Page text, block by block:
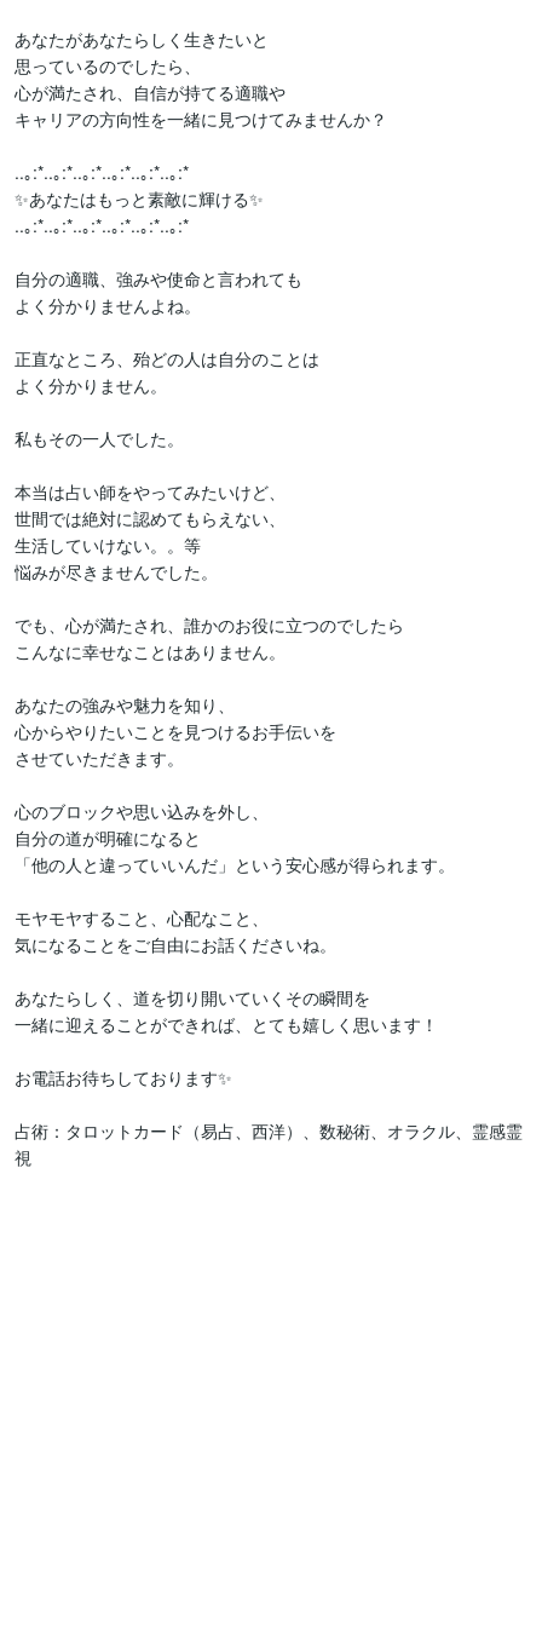
あなたがあなたらしく生きたいと
思っているのでしたら、
心が満たされ、自信が持てる適職や
キャリアの方向性を一緒に見つけてみませんか？
..｡:*..｡:*..｡:*..｡:*..｡:*..｡:*
✨あなたはもっと素敵に輝ける✨
..｡:*..｡:*..｡:*..｡:*..｡:*..｡:*
自分の適職、強みや使命と言われても
よく分かりませんよね。
正直なところ、殆どの人は自分のことは
よく分かりません。
私もその一人でした。
本当は占い師をやってみたいけど、
世間では絶対に認めてもらえない、
生活していけない。。等
悩みが尽きませんでした。
でも、心が満たされ、誰かのお役に立つのでしたら
こんなに幸せなことはありません。
あなたの強みや魅力を知り、
心からやりたいことを見つけるお手伝いを
させていただきます。
心のブロックや思い込みを外し、
自分の道が明確になると
「他の人と違っていいんだ」という安心感が得られます。
モヤモヤすること、心配なこと、
気になることをご自由にお話くださいね。
あなたらしく、道を切り開いていくその瞬間を
一緒に迎えることができれば、とても嬉しく思います！
お電話お待ちしております✨
占術：タロットカード（易占、西洋）、数秘術、オラクル、霊感霊
視